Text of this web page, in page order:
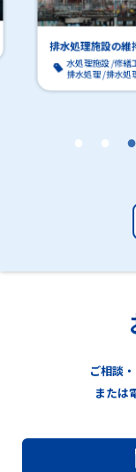
発泡は排水
ご相談
または